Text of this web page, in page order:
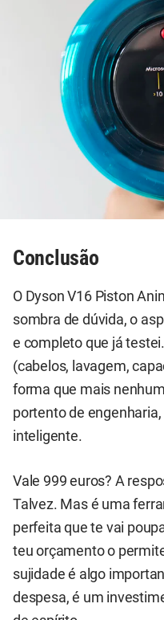
Conclusão
O Dyson V16 Piston
sombra de dúvida, o
e completo que já
(cabelos, lavagem,
forma que mais
portento de
inteligente.
Vale 999 euros? A
Talvez. Mas é uma
perfeita que te vai
teu orçamento o
sujidade é algo
despesa, é um